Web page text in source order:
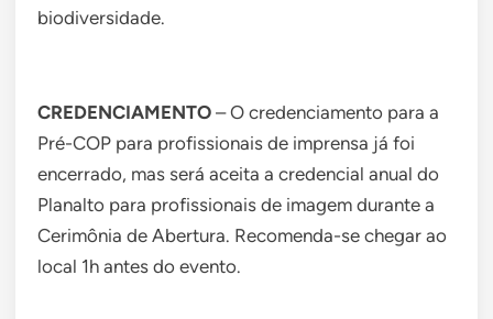
biodiversidade.
CREDENCIAMENTO – O credenciamento para a
Pré-COP para profissionais de imprensa já foi
encerrado, mas será aceita a credencial anual do
Planalto para profissionais de imagem durante a
Cerimônia de Abertura. Recomenda-se chegar ao
local 1h antes do evento.